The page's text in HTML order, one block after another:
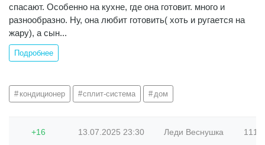
спасают. Особенно на кухне, где она готовит. много и
разнообразно. Ну, она любит готовить( хоть и ругается на
жару), а сын...
Подробнее
кондиционер сплит-система дом
+16 13.07.2025 23:30 Леди Веснушка 111